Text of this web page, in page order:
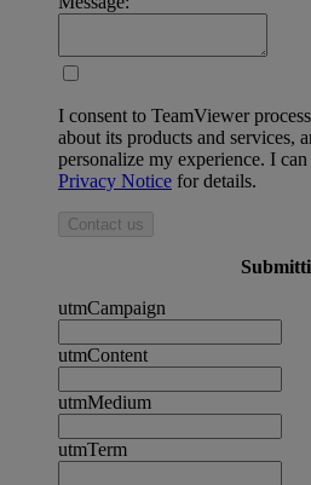
I consent to TeamViewer
about its products and services,
personalize my experience. I
Privacy Notice for details.
Contact us
utmCampaign
utmContent
utmMedium
utmTerm